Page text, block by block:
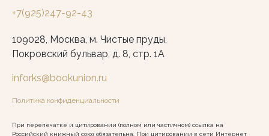
+7(925)247-92-43
109028, Москва, м. Чистые пруды,
Покровский бульвар, д. 8, стр. 1А
inforks@bookunion.ru
Политика конфиденциальности
При перепечатке и цитировании (полном или частичном) ссылка на
Российский книжный союз обязательна. При цитировании в сети Интернет